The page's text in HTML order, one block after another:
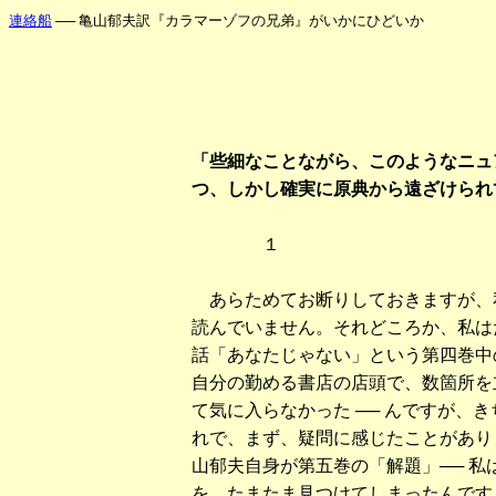
連絡船 ── 亀山郁夫訳『カラマーゾフの兄弟』がいかにひどいか
「些細なことながら、このようなニ
つ、しかし確実に原典から遠ざけら
１
あらためてお断りしておきますが
読んでいません。それどころか、私
話「あなたじゃない」という第四巻
自分の勤める書店の店頭で、数箇所
て気に入らなかった ── んですが、
れで、まず、疑問に感じたことがあ
山郁夫自身が第五巻の「解題」── 私